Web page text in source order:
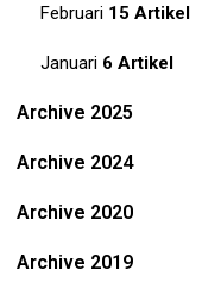
Februari 15 Artikel
Januari 6 Artikel
Archive 2025
Archive 2024
Archive 2020
Archive 2019